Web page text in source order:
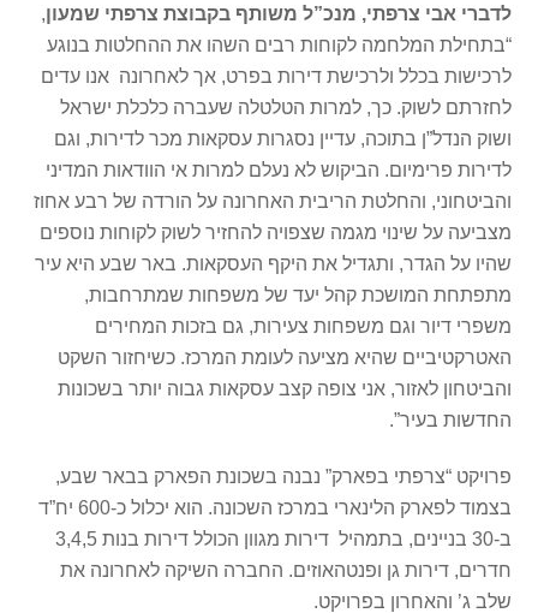
לדברי אבי צרפתי, מנכ”ל משותף בקבוצת צרפתי שמעון,
“בתחילת המלחמה לקוחות רבים השהו את ההחלטות בנוגע
לרכישות בכלל ולרכישת דירות בפרט, אך לאחרונה אנו עדים
לחזרתם לשוק. כך, למרות הטלטלה שעברה כלכלת ישראל
ושוק הנדל”ן בתוכה, עדיין נסגרות עסקאות מכר לדירות, וגם
לדירות פרימיום. הביקוש לא נעלם למרות אי הוודאות המדיני
והביטחוני, והחלטת הריבית האחרונה על הורדה של רבע אחוז
מצביעה על שינוי מגמה שצפויה להחזיר לשוק לקוחות נוספים
שהיו על הגדר, ותגדיל את היקף העסקאות. באר שבע היא עיר
מתפתחת המושכת קהל יעד של משפחות שמתרחבות,
משפרי דיור וגם משפחות צעירות, גם בזכות המחירים
האטרקטיביים שהיא מציעה לעומת המרכז. כשיחזור השקט
והביטחון לאזור, אני צופה קצב עסקאות גבוה יותר בשכונות
החדשות בעיר”.
פרויקט “צרפתי בפארק” נבנה בשכונת הפארק בבאר שבע,
בצמוד לפארק הלינארי במרכז השכונה. הוא יכלול כ-600 יח”ד
ב-30 בניינים, בתמהיל דירות מגוון הכולל דירות בנות 3,4,5
חדרים, דירות גן ופנטהאוזים. החברה השיקה לאחרונה את
שלב ג’ והאחרון בפרויקט.